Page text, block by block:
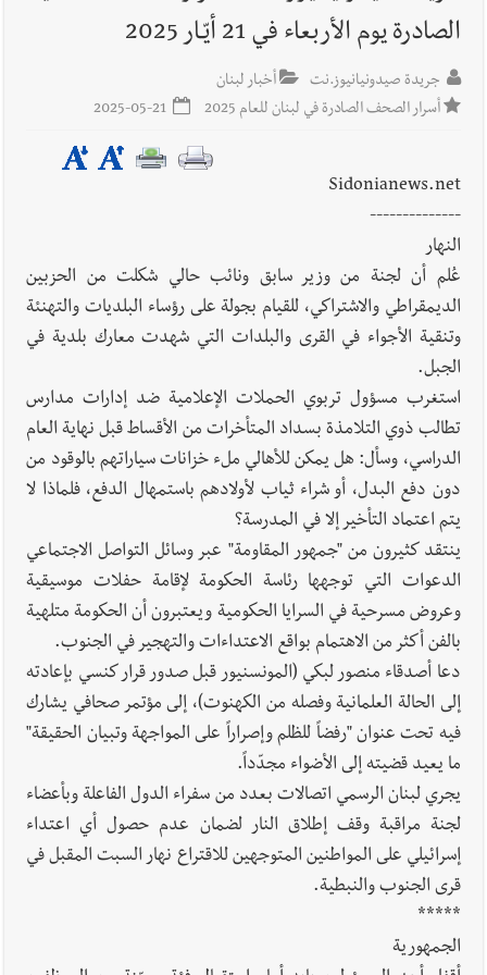
أخبار لبنان
حراك ديبلوماسي للتجديد لـ اليونيفيل .. مسؤول غربي
يُحذّر من الفراغ !
ليلة سقوط رياض سلامة... هل ننتظر الحقيقة؟
الصادرة يوم الأربعاء في 21 أيّـار 2025
جريدة صيدونيانيوز.نت
أخبار لبنان
أسرار الصحف الصادرة في لبنان للعام 2025
2025-05-21
Sidonianews.net
--------------
النهار
عُلم أن لجنة من وزير سابق ونائب حالي شكلت من الحزبين
الديمقراطي والاشتراكي، للقيام بجولة على رؤساء البلديات والتهنئة
وتنقية الأجواء في القرى والبلدات التي شهدت معارك بلدية في
الجبل.
استغرب مسؤول تربوي الحملات الإعلامية ضد إدارات مدارس
تطالب ذوي التلامذة بسداد المتأخرات من الأقساط قبل نهاية العام
الدراسي، وسأل: هل يمكن للأهالي ملء خزانات سياراتهم بالوقود من
دون دفع البدل، أو شراء ثياب لأولادهم باستمهال الدفع، فلماذا لا
يتم اعتماد التأخير إلا في المدرسة؟
ينتقد كثيرون من "جمهور المقاومة" عبر وسائل التواصل الاجتماعي
الدعوات التي توجهها رئاسة الحكومة لإقامة حفلات موسيقية
وعروض مسرحية في السرايا الحكومية ويعتبرون أن الحكومة متلهية
بالفن أكثر من الاهتمام بواقع الاعتداءات والتهجير في الجنوب.
دعا أصدقاء منصور لبكي (المونسنيور قبل صدور قرار كنسي بإعادته
إلى الحالة العلمانية وفصله من الكهنوت)، إلى مؤتمر صحافي يشارك
فيه تحت عنوان "رفضاً للظلم وإصراراً على المواجهة وتبيان الحقيقة"
ما يعيد قضيته إلى الأضواء مجدّداً.
يجري لبنان الرسمي اتصالات بعدد من سفراء الدول الفاعلة وبأعضاء
لجنة مراقبة وقف إطلاق النار لضمان عدم حصول أي اعتداء
إسرائيلي على المواطنين المتوجهين للاقتراع نهار السبت المقبل في
قرى الجنوب والنبطية.
*****
الجمهورية